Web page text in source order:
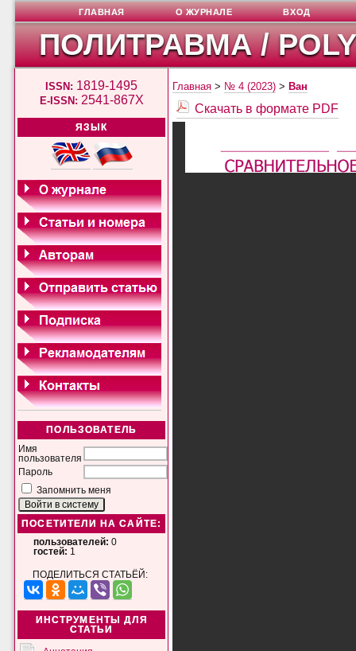
ПОЛИТРАВМА /
ISSN: 1819-1495
E-ISSN: 2541-867X
ЯЗЫК
ПОЛЬЗОВАТЕЛЬ
Имя
пользователя
Пароль
Запомнить меня
ПОСЕТИТЕЛИ НА САЙТЕ:
пользователей: 0
гостей: 1
ПОДЕЛИТЬСЯ СТАТЬЁЙ:
ИНСТРУМЕНТЫ ДЛЯ
СТАТЬИ
ГЛАВНАЯ О ЖУРНАЛЕ ВХОД
Главная > № 4 (2023) > Ван
Скачать в формате PDF